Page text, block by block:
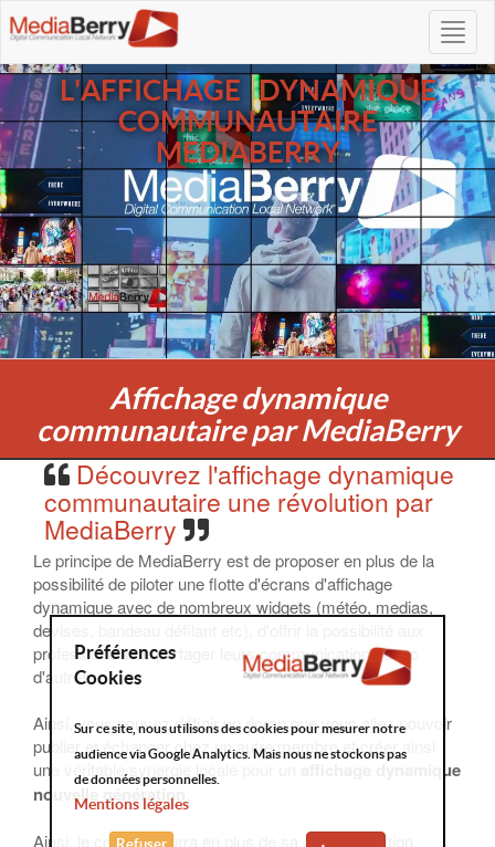
L'AFFICHAGE DYNAMIQUE
COMMUNAUTAIRE
MEDIABERRY
Affichage dynamique
communautaire par MediaBerry
Découvrez l'affichage dynamique
communautaire une révolution par
MediaBerry
Le principe de MediaBerry est de proposer en plus de la
possibilité de piloter une flotte d'écrans d'affichage
dynamique avec de nombreux widgets (météo, medias,
devises, bandeau défilant etc), d'offrir la possibilité aux
professionels de partager leurs communications avec
d'autres.
Ainsi, vous pouvez définir un écran que vous allez pouvoir
publier et échanger chez un autre membre et créer ainsi
une véritable synergie locale pour un
affichage dynamique
nouvelle génération
Ainsi, le coiffeur pourra en plus de sa communication
Préférences
Cookies
Sur ce site, nous utilisons des cookies pour mesurer notre
audience via Google Analytics. Mais nous ne stockons pas
de données personnelles.
Mentions légales